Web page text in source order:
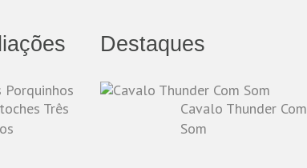
Três
Destaques
Cavalo Thunder Com
Som